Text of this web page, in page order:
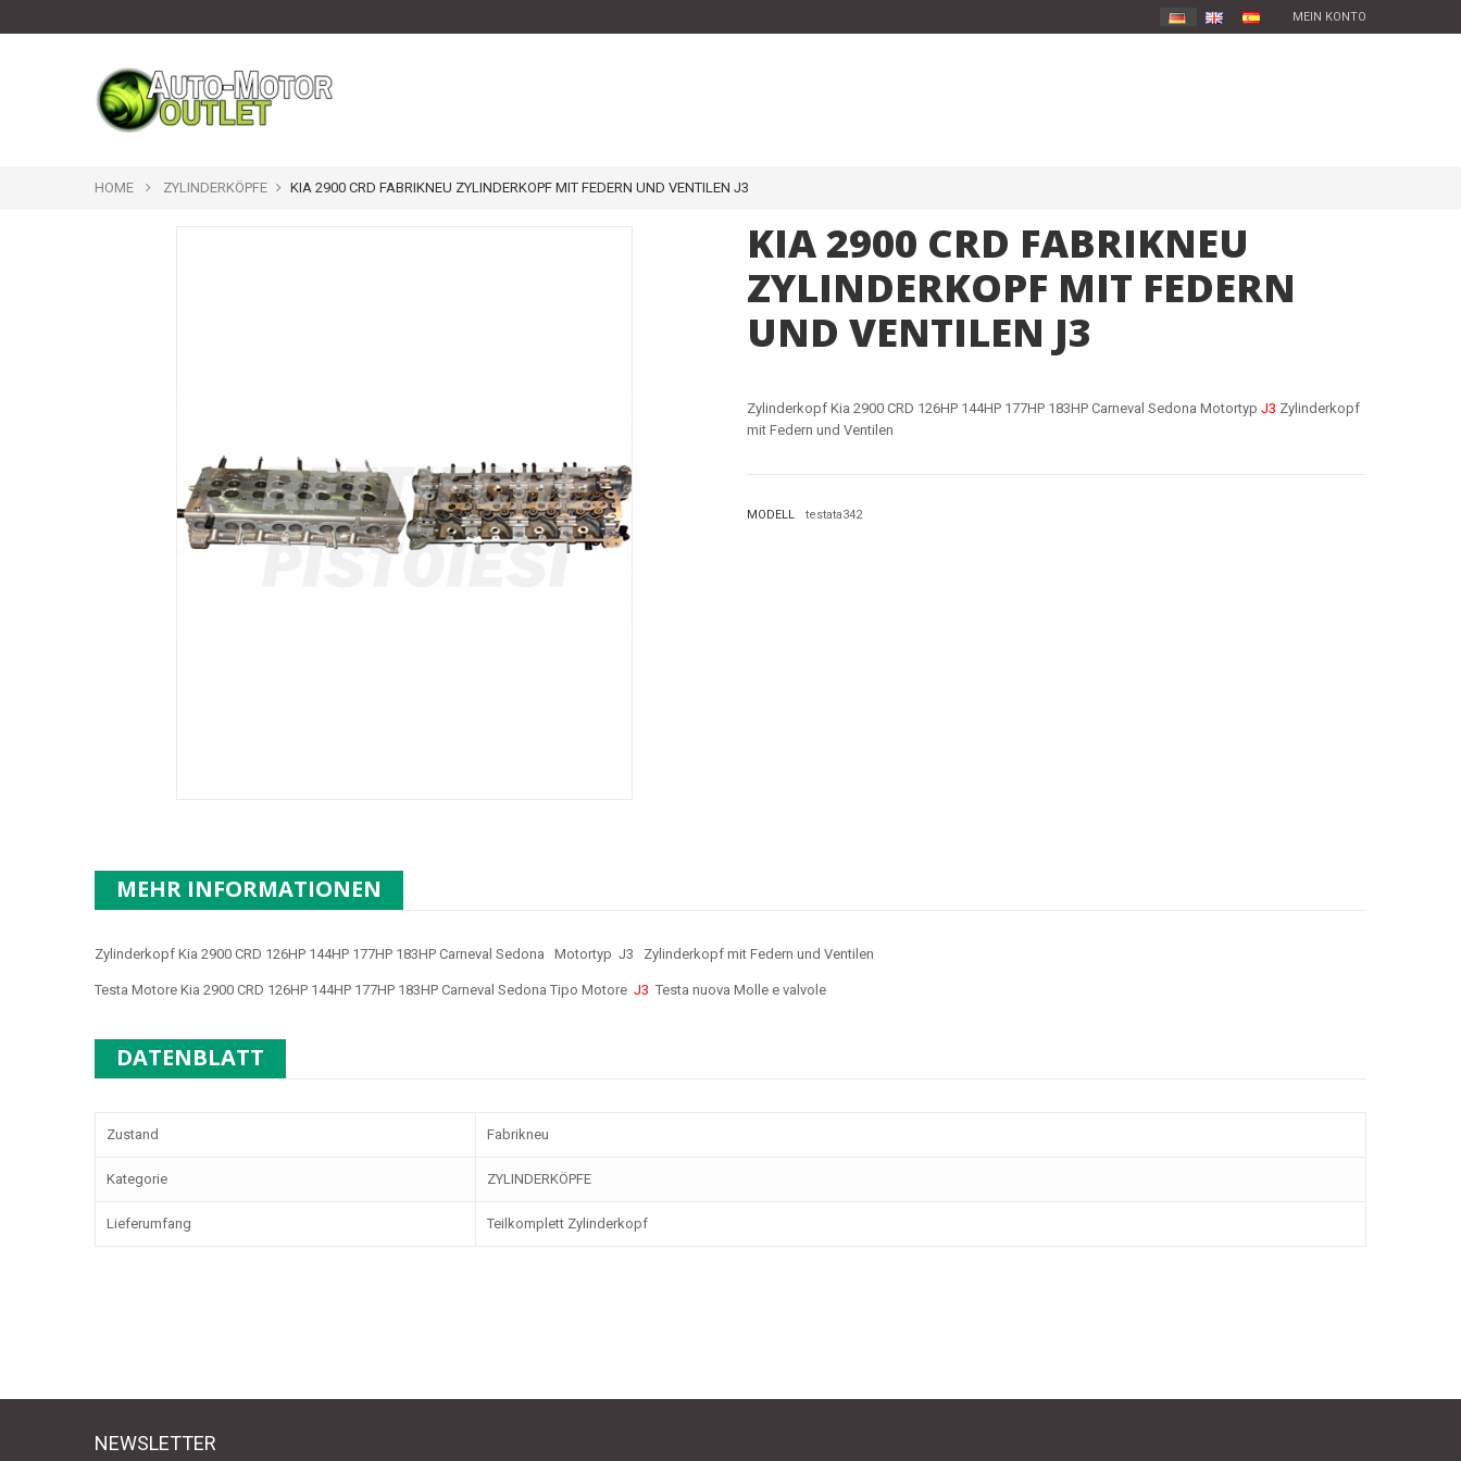
MEIN KONTO
HOME ZYLINDERKÖPFE KIA 2900 CRD FABRIKNEU ZYLINDERKOPF MIT FEDERN UND VENTILEN J3
KIA 2900 CRD FABRIKNEU
ZYLINDERKOPF MIT FEDERN
UND VENTILEN J3
Zylinderkopf Kia 2900 CRD 126HP 144HP 177HP 183HP Carneval Sedona Motortyp J3 Zylinderkopf
mit Federn und Ventilen
MODELL testata342
MEHR INFORMATIONEN
Zylinderkopf Kia 2900 CRD 126HP 144HP 177HP 183HP Carneval Sedona Motortyp J3 Zylinderkopf mit Federn und Ventilen
Testa Motore Kia 2900 CRD 126HP 144HP 177HP 183HP Carneval Sedona Tipo Motore J3 Testa nuova Molle e valvole
DATENBLATT
Zustand Fabrikneu
Kategorie ZYLINDERKÖPFE
Lieferumfang Teilkomplett Zylinderkopf
NEWSLETTER